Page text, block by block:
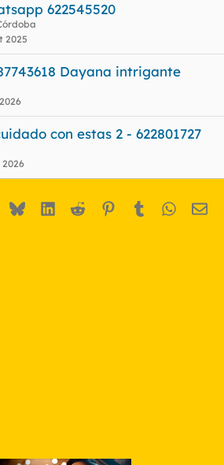
622545520
2025
Dayana intrigante
con estas 2 - 622801727
2026
BlueskyLinkedIn
Reddit Pinterest
Tumblr